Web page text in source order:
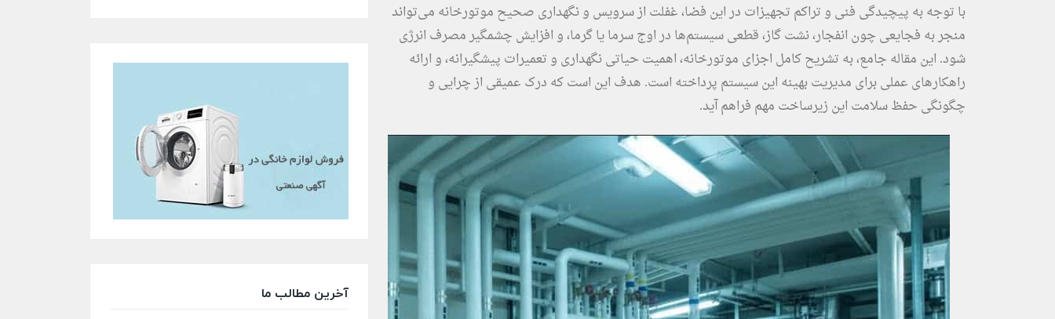
با توجه به پیچیدگی فنی و تراکم تجهیزات در این فضا، غفلت از سرویس و نگهداری صحیح موتورخانه می‌تواند
منجر به فجایعی چون انفجار، نشت گاز، قطعی سیستم‌ها در اوج سرما یا گرما، و افزایش چشمگیر مصرف انرژی
شود. این مقاله جامع، به تشریح کامل اجزای موتورخانه، اهمیت حیاتی نگهداری و تعمیرات پیشگیرانه، و ارائه
راهکارهای عملی برای مدیریت بهینه این سیستم پرداخته است. هدف این است که درک عمیقی از چرایی و
چگونگی حفظ سلامت این زیرساخت مهم فراهم آید.
آخرین مطالب ما